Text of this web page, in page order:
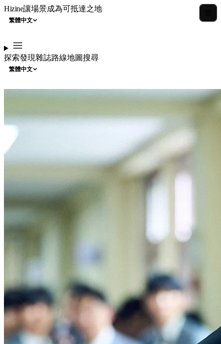
Hizine讓場景成為可抵達之地
繁體中文
探索發現雜誌路線地圖搜尋
繁體中文